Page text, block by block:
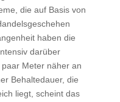
die auf Basis von
haben die
darüber
Meter näher an
Behaltedauer, die
liegt, scheint das